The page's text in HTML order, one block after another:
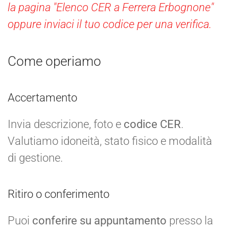
la pagina "Elenco CER a Ferrera Erbognone"
oppure inviaci il tuo codice per una verifica.
Come operiamo
Accertamento
Invia descrizione, foto e codice CER.
Valutiamo idoneità, stato fisico e modalità
di gestione.
Ritiro o conferimento
Puoi conferire su appuntamento presso la